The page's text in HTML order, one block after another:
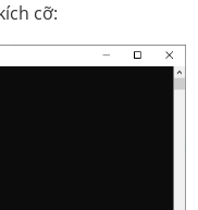
cỡ: